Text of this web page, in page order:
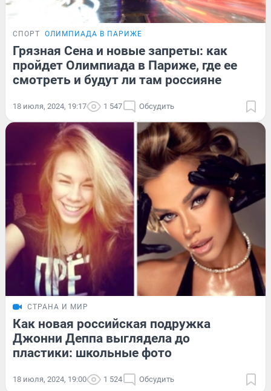
СПОРТ ОЛИМПИАДА В ПАРИЖЕ
Грязная Сена и новые запреты: как
пройдет Олимпиада в Париже, где ее
смотреть и будут ли там россияне
18 июля, 2024, 19:17 1 547 Обсудить
СТРАНА И МИР
Как новая российская подружка
Джонни Деппа выглядела до
пластики: школьные фото
18 июля, 2024, 19:00 1 524 Обсудить